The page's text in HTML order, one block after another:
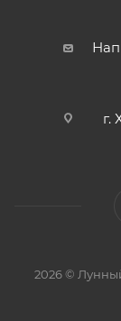
г.
2026 ©